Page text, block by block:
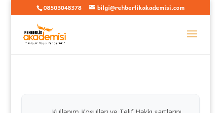
08503048378 bilgi@rehberlikakademisi.com